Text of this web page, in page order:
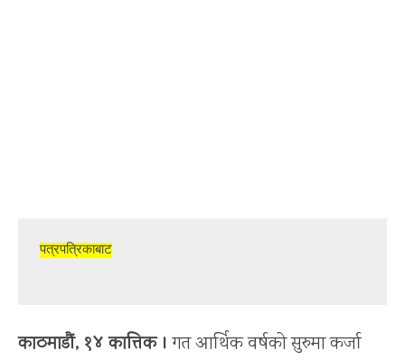
पत्रपत्रिकाबाट
काठमाडौं, १४ कात्तिक । गत आर्थिक वर्षको सुरुमा कर्जा